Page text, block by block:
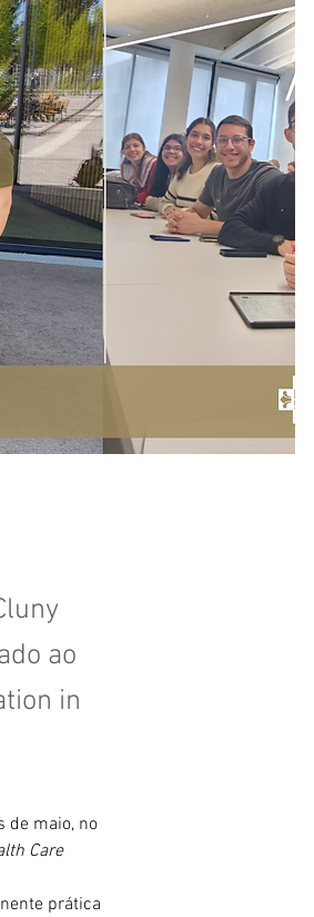
ao
in
de maio, no
Care
prática